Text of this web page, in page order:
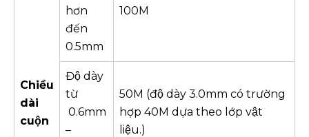
Chiều
dài
cuộn
hơn
đến
0.5mm
100M
Độ dày
từ
0.6mm
–
50M (độ dày 3.0mm có trường
hợp 40M dựa theo lớp vật
liệu.)